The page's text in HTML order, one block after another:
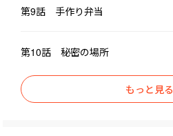
第9話 手作り弁当
第10話 秘密の場所
もっと見る